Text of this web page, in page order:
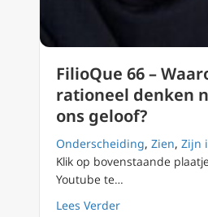
FilioQue 66 –
rationeel denken
ons geloof?
Onderscheiding, Zien, Zijn
Klik op bovenstaande
Youtube te…
Lees Verderabout FilioQue